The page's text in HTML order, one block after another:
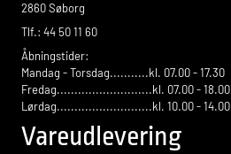
2860 Søborg
Tlf.: 44 50 11 60
Åbningstider:
Mandag - Torsdag...........kl. 07.00 - 17.30
Fredag...........................kl. 07.00 - 18.00
Lørdag...........................kl. 10.00 - 14.00
Vareudlevering